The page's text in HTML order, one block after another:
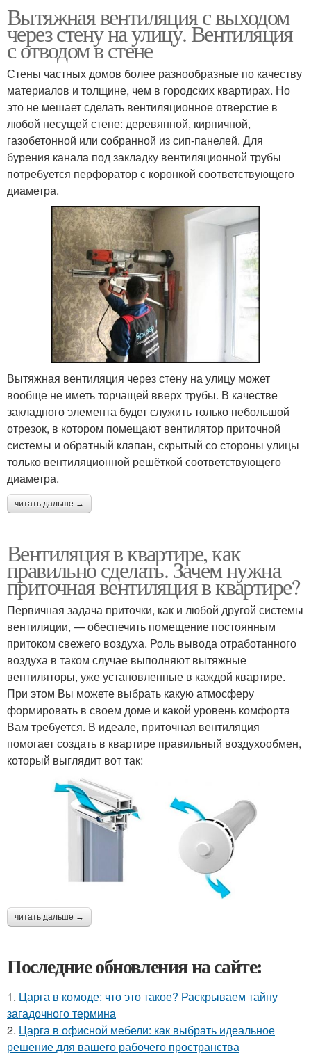
Вытяжная вентиляция с выходом
через стену на улицу. Вентиляция
с отводом в стене
Стены частных домов более разнообразные по качеству
материалов и толщине, чем в городских квартирах. Но
это не мешает сделать вентиляционное отверстие в
любой несущей стене: деревянной, кирпичной,
газобетонной или собранной из сип-панелей. Для
бурения канала под закладку вентиляционной трубы
потребуется перфоратор с коронкой соответствующего
диаметра.
Вытяжная вентиляция через стену на улицу может
вообще не иметь торчащей вверх трубы. В качестве
закладного элемента будет служить только небольшой
отрезок, в котором помещают вентилятор приточной
системы и обратный клапан, скрытый со стороны улицы
только вентиляционной решёткой соответствующего
диаметра.
читать дальше →
Вентиляция в квартире, как
правильно сделать. Зачем нужна
приточная вентиляция в квартире?
Первичная задача приточки, как и любой другой системы
вентиляции, — обеспечить помещение постоянным
притоком свежего воздуха. Роль вывода отработанного
воздуха в таком случае выполняют вытяжные
вентиляторы, уже установленные в каждой квартире.
При этом Вы можете выбрать какую атмосферу
формировать в своем доме и какой уровень комфорта
Вам требуется. В идеале, приточная вентиляция
помогает создать в квартире правильный воздухообмен,
который выглядит вот так:
читать дальше →
Последние обновления на сайте:
1. Царга в комоде: что это такое? Раскрываем тайну
загадочного термина
2. Царга в офисной мебели: как выбрать идеальное
решение для вашего рабочего пространства